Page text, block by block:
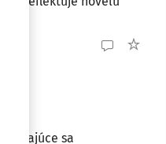
týkajúce sa